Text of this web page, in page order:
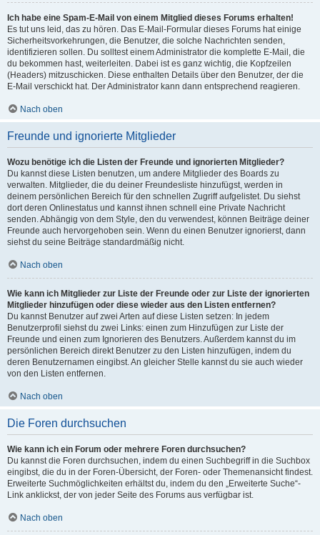
Ich habe eine Spam-E-Mail von einem Mitglied dieses Forums erhalten!
Es tut uns leid, das zu hören. Das E-Mail-Formular dieses Forums hat einige
Sicherheitsvorkehrungen, die Benutzer, die solche Nachrichten senden,
identifizieren sollen. Du solltest einem Administrator die komplette E-Mail, die
du bekommen hast, weiterleiten. Dabei ist es ganz wichtig, die Kopfzeilen
(Headers) mitzuschicken. Diese enthalten Details über den Benutzer, der die
E-Mail verschickt hat. Der Administrator kann dann entsprechend reagieren.
Nach oben
Freunde und ignorierte Mitglieder
Wozu benötige ich die Listen der Freunde und ignorierten Mitglieder?
Du kannst diese Listen benutzen, um andere Mitglieder des Boards zu
verwalten. Mitglieder, die du deiner Freundesliste hinzufügst, werden in
deinem persönlichen Bereich für den schnellen Zugriff aufgelistet. Du siehst
dort deren Onlinestatus und kannst ihnen schnell eine Private Nachricht
senden. Abhängig von dem Style, den du verwendest, können Beiträge deiner
Freunde auch hervorgehoben sein. Wenn du einen Benutzer ignorierst, dann
siehst du seine Beiträge standardmäßig nicht.
Nach oben
Wie kann ich Mitglieder zur Liste der Freunde oder zur Liste der ignorierten
Mitglieder hinzufügen oder diese wieder aus den Listen entfernen?
Du kannst Benutzer auf zwei Arten auf diese Listen setzen: In jedem
Benutzerprofil siehst du zwei Links: einen zum Hinzufügen zur Liste der
Freunde und einen zum Ignorieren des Benutzers. Außerdem kannst du im
persönlichen Bereich direkt Benutzer zu den Listen hinzufügen, indem du
deren Benutzernamen eingibst. An gleicher Stelle kannst du sie auch wieder
von den Listen entfernen.
Nach oben
Die Foren durchsuchen
Wie kann ich ein Forum oder mehrere Foren durchsuchen?
Du kannst die Foren durchsuchen, indem du einen Suchbegriff in die Suchbox
eingibst, die du in der Foren-Übersicht, der Foren- oder Themenansicht findest.
Erweiterte Suchmöglichkeiten erhältst du, indem du den „Erweiterte Suche“-
Link anklickst, der von jeder Seite des Forums aus verfügbar ist.
Nach oben